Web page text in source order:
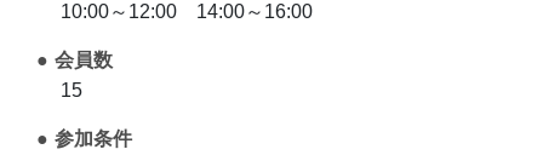
10:00～12:00 14:00～16:00
会員数
15
参加条件